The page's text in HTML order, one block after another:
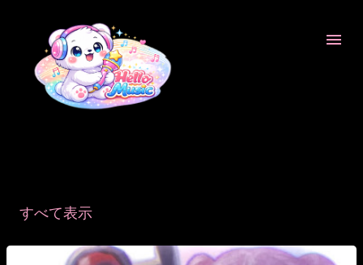
スキップしてメイン コンテンツに移動
すべて表示